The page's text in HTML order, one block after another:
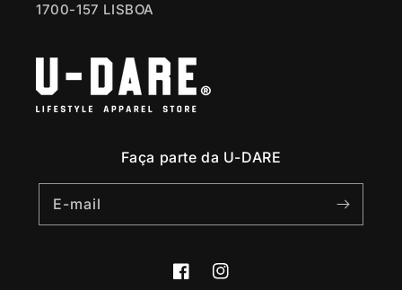
1700-157 LISBOA
Faça parte da U-DARE
E-mail
FacebookInstagram